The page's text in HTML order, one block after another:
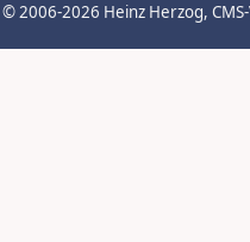
© 2006-2026 Heinz Herzog,